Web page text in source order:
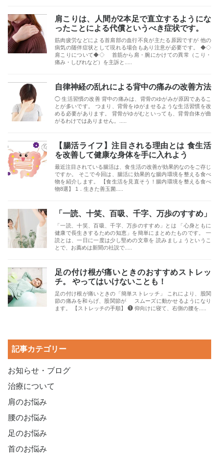
肩こりは、人間が2本足で直立するようにな
ったことによる代償というべき症状です。
筋肉疲労などによる首肩部の血行不良が主たる原因ですが 他の
病気の随伴症状として現れる場合もあり注意が必要です。 ◆◇
肩こりについて◆◇ 首筋から肩・腕にかけての異常（こり・
痛み・しびれなど）を主訴と.....
自律神経の乱れによる背中の痛みの改善方法
◯ 生活習慣の改善 背中の痛みは、背骨のゆがみが原因であるこ
とが多いです。 つまり、背骨をゆがませるような生活習慣を改
める必要があります。 背骨がゆがむといっても、背骨自体が曲
がるわけではありません。.....
【腸活ライフ】注目される理由とは 食生活
を改善して健康な身体を手に入れよう
最近注目されている腸活は、食生活の改善が効果的なのをご存じ
ですか。 そこで今回は、腸活に効果的な腸内環境を整える食べ
物を紹介します。 【食生活を見直そう！腸内環境を整える食べ
物8選】 1．生きた善玉菌.....
「一読、十笑、百吸、千字、万歩のすすめ」
「一読、十笑、百吸、千字、万歩のすすめ」とは 「心身ともに
健康で長生きするための知恵」を簡単にまとめたものです。 一
読とは、一日に一度は少し堅めの文章を 読みましょうというこ
とで、お薦めは新聞の社説で.....
足の付け根が痛いときのおすすめストレッ
チ。 やってはいけないことも！
足の付け根が痛いときの「簡単ストレッチ」 これにより、股関
節の痛みを和らげ、股関節が スムーズに動かせるようになり
ます。 【ストレッチの手順】 ❶ 仰向けに寝て、右側の腰を.....
記事カテゴリー
お知らせ・ブログ
治療について
肩のお悩み
腰のお悩み
足のお悩み
首のお悩み